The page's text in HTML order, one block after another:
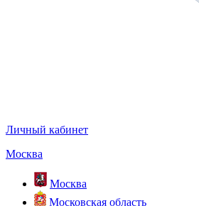
Личный кабинет
Москва
Москва
Московская область